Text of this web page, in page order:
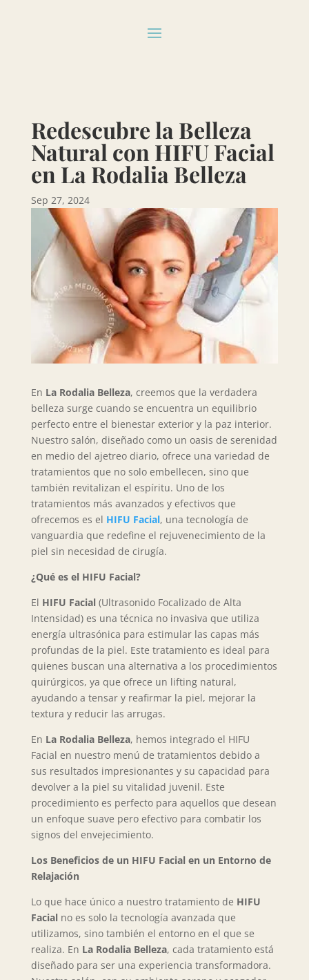
Redescubre la Belleza
Natural con HIFU Facial
en La Rodalia Belleza
Sep 27, 2024
En La Rodalia Belleza, creemos que la verdadera
belleza surge cuando se encuentra un equilibrio
perfecto entre el bienestar exterior y la paz interior.
Nuestro salón, diseñado como un oasis de serenidad
en medio del ajetreo diario, ofrece una variedad de
tratamientos que no solo embellecen, sino que
también revitalizan el espíritu. Uno de los
tratamientos más avanzados y efectivos que
ofrecemos es el HIFU Facial, una tecnología de
vanguardia que redefine el rejuvenecimiento de la
piel sin necesidad de cirugía.
¿Qué es el HIFU Facial?
El HIFU Facial(Ultrasonido Focalizado de Alta
Intensidad) es una técnica no invasiva que utiliza
energía ultrasónica para estimular las capas más
profundas de la piel. Este tratamiento es ideal para
quienes buscan una alternativa a los procedimientos
quirúrgicos, ya que ofrece un lifting natural,
ayudando a tensar y reafirmar la piel, mejorar la
textura y reducir las arrugas.
En La Rodalia Belleza, hemos integrado el HIFU
Facial en nuestro menú de tratamientos debido a
sus resultados impresionantes y su capacidad para
devolver a la piel su vitalidad juvenil. Este
procedimiento es perfecto para aquellos que desean
un enfoque suave pero efectivo para combatir los
signos del envejecimiento.
Los Beneficios de un HIFU Facial en un Entorno de
Relajación
Lo que hace único a nuestro tratamiento de HIFU
Facialno es solo la tecnología avanzada que
utilizamos, sino también el entorno en el que se
realiza. En La Rodalia Belleza, cada tratamiento está
diseñado para ser una experiencia transformadora.